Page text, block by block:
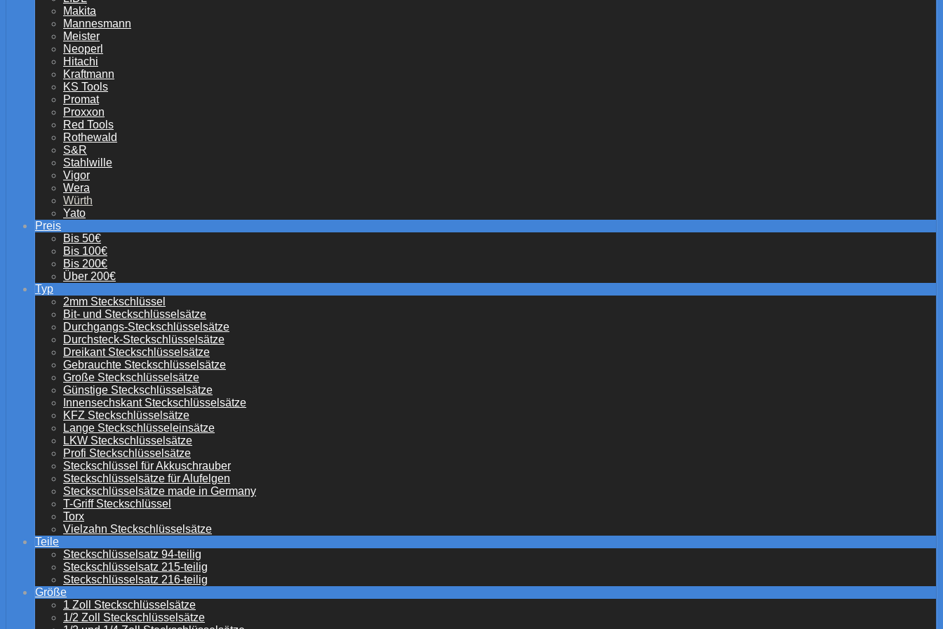
Makita
Mannesmann
Meister
Neoperl
Hitachi
Kraftmann
KS Tools
Promat
Proxxon
Red Tools
Rothewald
S&R
Stahlwille
Vigor
Wera
Würth
Yato
Preis
Bis 50€
Bis 100€
Bis 200€
Über 200€
Typ
2mm Steckschlüssel
Bit- und Steckschlüsselsätze
Durchgangs-Steckschlüsselsätze
Durchsteck-Steckschlüsselsätze
Dreikant Steckschlüsselsätze
Gebrauchte Steckschlüsselsätze
Große Steckschlüsselsätze
Günstige Steckschlüsselsätze
Innensechskant Steckschlüsselsätze
KFZ Steckschlüsselsätze
Lange Steckschlüsseleinsätze
LKW Steckschlüsselsätze
Profi Steckschlüsselsätze
Steckschlüssel für Akkuschrauber
Steckschlüsselsätze für Alufelgen
Steckschlüsselsätze made in Germany
T-Griff Steckschlüssel
Torx
Vielzahn Steckschlüsselsätze
Teile
Steckschlüsselsatz 94-teilig
Steckschlüsselsatz 215-teilig
Steckschlüsselsatz 216-teilig
Größe
1 Zoll Steckschlüsselsätze
1/2 Zoll Steckschlüsselsätze